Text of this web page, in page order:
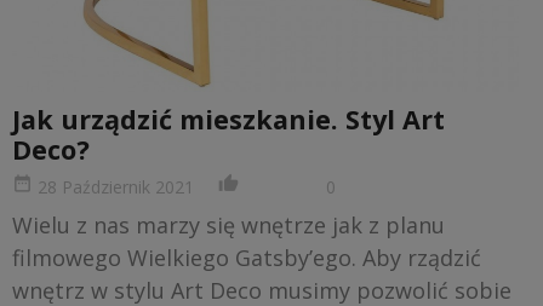
Jak urządzić mieszkanie. Styl Art
Deco?
date_range 28 Październik 2021 thumb_up_alt 0
Wielu z nas marzy się wnętrze jak z planu
filmowego Wielkiego Gatsby’ego. Aby rządzić
wnętrz w stylu Art Deco musimy pozwolić sobie